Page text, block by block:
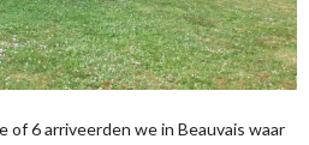
of 6 arriveerden we in Beauvais waar